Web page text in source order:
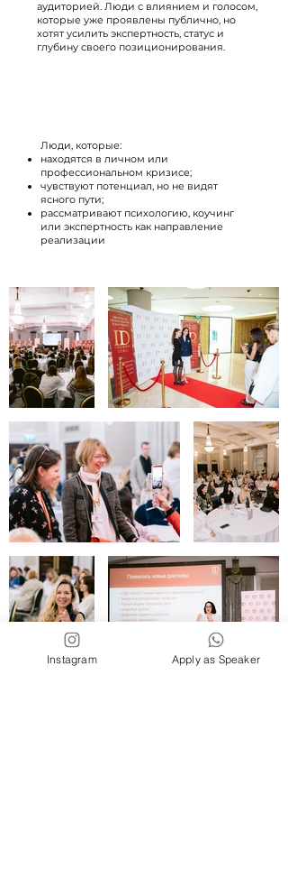
аудиторией. Люди с влиянием и голосом,
которые уже проявлены публично, но
хотят усилить экспертность, статус и
глубину своего позиционирования.
Люди, которые:
находятся в личном или
профессиональном кризисе;
чувствуют потенциал, но не видят
ясного пути;
рассматривают психологию, коучинг
или экспертность как направление
реализации
Instagram Apply as Speaker